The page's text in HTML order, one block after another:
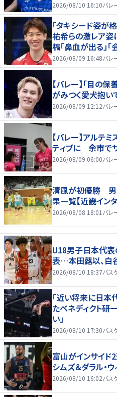
2026/08/10 16:10バレ
「タキシード姿が
祐希らの激レア
稿「鼻血が出る」
好いい」
2026/08/09 16:48バレ
【バレー】「目の
がみつく愛犬抱い
2026/08/09 12:12バレ
【バレー】アルテ
ティブに 余市で
2026/08/09 06:00バレ
清風が初優勝 男
果一覧【近畿イン
2026/08/08 18:01 バレ
U18男子日本代表
表…本田蕗以、白
2026/08/10 18:37バス
「近い将来に日本
たベネディクト研
い」
2026/08/10 17:30バス
富山がインサイド
シムズ＆ダラル・
2026/08/10 16:02バス